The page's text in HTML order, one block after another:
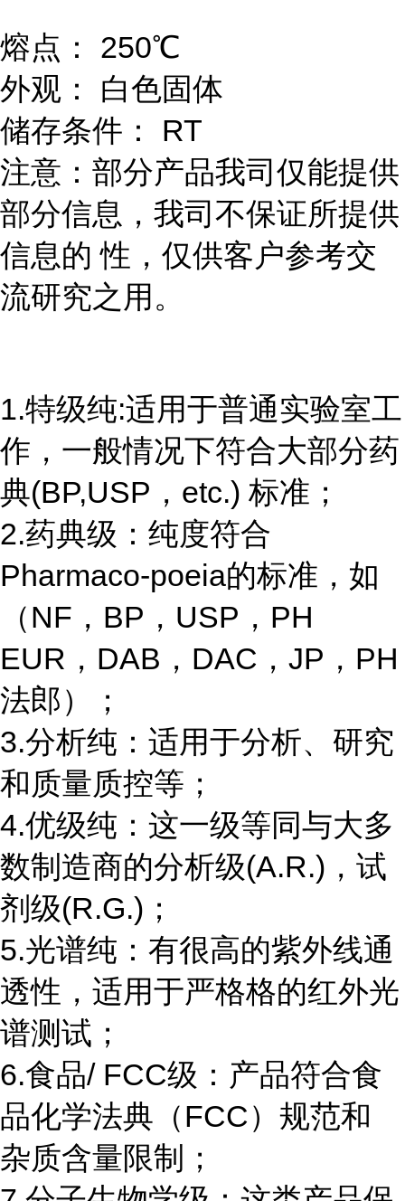
熔点： 250℃
外观： 白色固体
储存条件： RT
注意：部分产品我司仅能提供
部分信息，我司不保证所提供
信息的 性，仅供客户参考交
流研究之用。
1.特级纯:适用于普通实验室工
作，一般情况下符合大部分药
典(BP,USP，etc.) 标准；
2.药典级：纯度符合
Pharmaco-poeia的标准，如
（NF，BP，USP，PH
EUR，DAB，DAC，JP，PH
法郎）；
3.分析纯：适用于分析、研究
和质量质控等；
4.优级纯：这一级等同与大多
数制造商的分析级(A.R.)，试
剂级(R.G.)；
5.光谱纯：有很高的紫外线通
透性，适用于严格格的红外光
谱测试；
6.食品/ FCC级：产品符合食
品化学法典（FCC）规范和
杂质含量限制；